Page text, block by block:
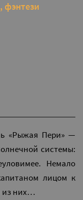
фэнтези
«Рыжая Пери» —
системы:
Немало
лицом к
из них…